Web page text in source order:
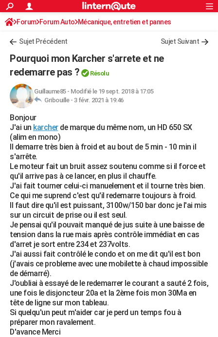
ACTUALITÉS
Politique
Société
Faits Divers
Education
Monde
Villes
+
Programme TV
Streaming
Cinéma
Sorties cinéma
Musique
FINANCE
Retraite
Impôts
Epargne
Immobilier
Risques naturels par ville
Banque
Assurance
Crédit
AUTO
Essais
Réserver un essai
Citadines
Berlines
SUV
Forum auto
HIGH-TECH
Mobiles
Meilleur smartphone
Internet
Ordinateurs
Jeux vidéo
Guide high-tech
+BRICOLAGE
Forum
Aménagement intérieur
Extérieur
Cuisine
Salle de bains
Jardinage
Rangement
WEEK-END
Guides de France
Escapades
Patrimoine
Expositions
Musées
Week-end nature
+LIFESTYLE
Art de vivre
Bien-être
Loisirs
Mode
Modes de vie
SANTE
Alimentation
Guide de la santé
Maladies
Médicaments
Sommeil
VOYAGE
Destinations
City break
Voyage nature
Voyage de noces
Forum
Climat
+PHOTO
GUIDES D'ACHAT
BONS PLANS
CARTE DE VOEUX
Carte de Noël
Carte Bonne année
Carte Saint-Valentin
Carte Pâques
Carte d'anniversaire
DICTIONNAIRE
Dictionnaire
Biographies
Citations
Expressions
Proverbes
PROGRAMME TV
Rechercher
S'inscrire
Connexion
Forum Forum Auto Mécanique, entretien et pannes
Sujet Précédent Sujet Suivant
Pourquoi mon Karcher s'arrete et ne
redemarre pas ?
Résolu
Guillaume85- Modifié le 19 sept. 2018 à 17:05
Gribouille - 3 févr. 2021 à 19:46
Bonjour
J'ai un karcherde marque du même nom, un HD 650 SX
(alim en mono)
Il demarre très bien à froid et au bout de 5 min - 10 min il
s'arrête.
Le moteur fait un bruit assez soutenu comme si il force et
qu'il arrive pas à ce lancer, en plus il chauffe.
J'ai fait tourner celui-ci manuelement et il tourne très bien.
Ce qui me suprend c'est qu'il redemarre toujours à froid.
Il faut dire qu'il est puissant, 3100w/150 bar donc je l'ai mis
sur un circuit de prise ou il est seul.
Je pensai qu'il pouvait manqué de jus suite à une baisse de
tension dans la rue mais après contrôle immédiat en cas
d'arret je sort entre 234 et 237volts.
J'ai aussi fait contrôlé le condo et on me dit qu'il est bon
(j'avais ce probleme avec une mobilette à chaud impossible
de démarré).
J'oubliai à essayé de le redemarrer le courant a sauté 2 fois,
une fois le disjoncteur 20a et la 2ème fois mon 30Ma en
tête de ligne sur mon tableau.
Si quelqu'un peut m'aider car je perd un temps fou à
préparer mon ravalement.
D'avance Merci